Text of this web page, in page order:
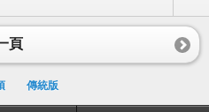
頁
傳統版